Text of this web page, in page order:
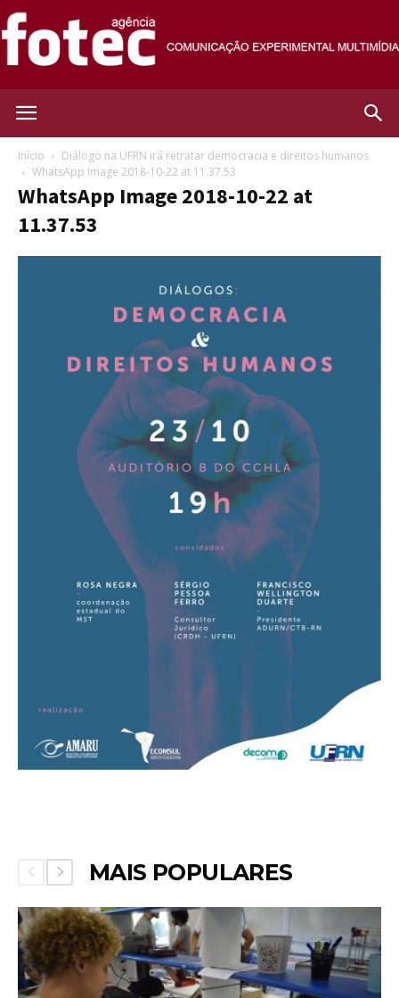
Fotec
Início
Diálogo na UFRN irá retratar democracia e direitos humanos
WhatsApp Image 2018-10-22 at 11.37.53
WhatsApp Image 2018-10-22 at
11.37.53
MAIS POPULARES